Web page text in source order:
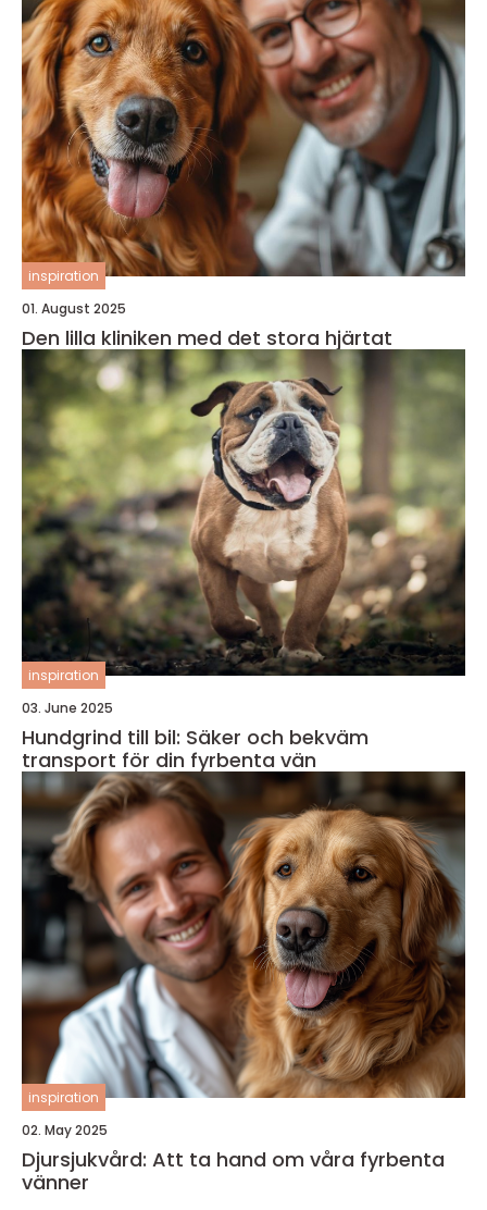
inspiration
01. August 2025
Den lilla kliniken med det stora hjärtat
inspiration
03. June 2025
Hundgrind till bil: Säker och bekväm
transport för din fyrbenta vän
inspiration
02. May 2025
Djursjukvård: Att ta hand om våra fyrbenta
vänner